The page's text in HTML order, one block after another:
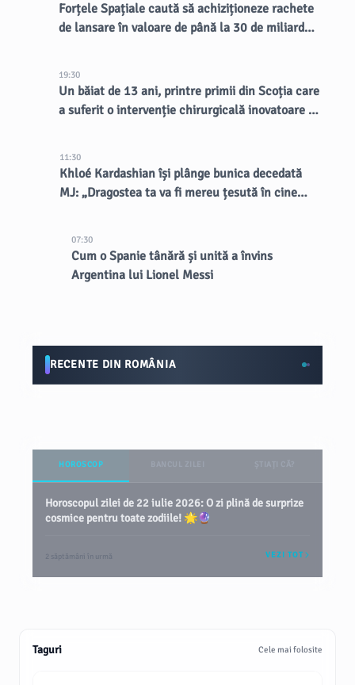
Forțele Spațiale caută să achiziționeze rachete
de lansare în valoare de până la 30 de miliarde
19:30
Un băiat de 13 ani, printre primii din Scoția care
a suferit o intervenție chirurgicală inovatoare la
11:30
Khloé Kardashian își plânge bunica decedată
MJ: „Dragostea ta va fi mereu țesută în cine
07:30
Cum o Spanie tânără și unită a învins
Argentina lui Lionel Messi
RECENTE DIN ROMÂNIA
HOROSCOP
Horoscopul zilei de 22 iulie 2026: O zi plină de surprize
cosmice pentru toate zodiile! 🌟🔮
2 săptămâni în urmă VEZI TOT
Taguri Cele mai folosite